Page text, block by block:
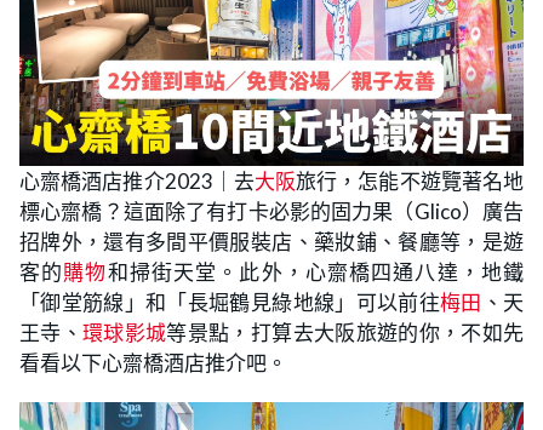
心齋橋酒店推介2023｜去大阪旅行，怎能不遊覽著名地
標心齋橋？這面除了有打卡必影的固力果（Glico）廣告
招牌外，還有多間平價服裝店、藥妝鋪、餐廳等，是遊
客的購物和掃街天堂。此外，心齋橋四通八達，地鐵
「御堂筋線」和「長堀鶴見綠地線」可以前往梅田 、天
王寺、環球影城等景點，打算去大阪旅遊的你，不如先
看看以下心齋橋酒店推介吧。